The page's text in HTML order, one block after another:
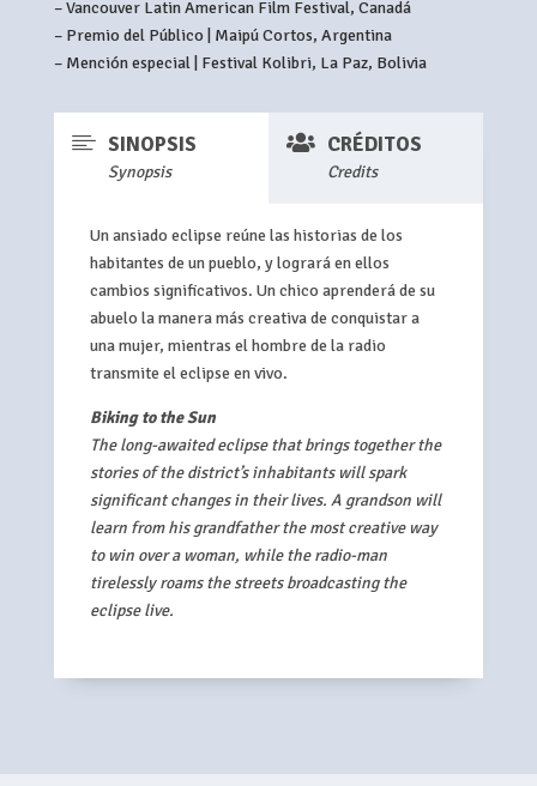
– Vancouver Latin American Film Festival, Canadá
– Premio del Público | Maipú Cortos, Argentina
– Mención especial | Festival Kolibri, La Paz, Bolivia
 SINOPSIS
Synopsis
 CRÉDITOS
Credits
Un ansiado eclipse reúne las historias de los
habitantes de un pueblo, y logrará en ellos
cambios significativos. Un chico aprenderá de su
abuelo la manera más creativa de conquistar a
una mujer, mientras el hombre de la radio
transmite el eclipse en vivo.
Biking to the Sun
The long-awaited eclipse that brings together the
stories of the district’s inhabitants will spark
significant changes in their lives. A grandson will
learn from his grandfather the most creative way
to win over a woman, while the radio-man
tirelessly roams the streets broadcasting the
eclipse live.